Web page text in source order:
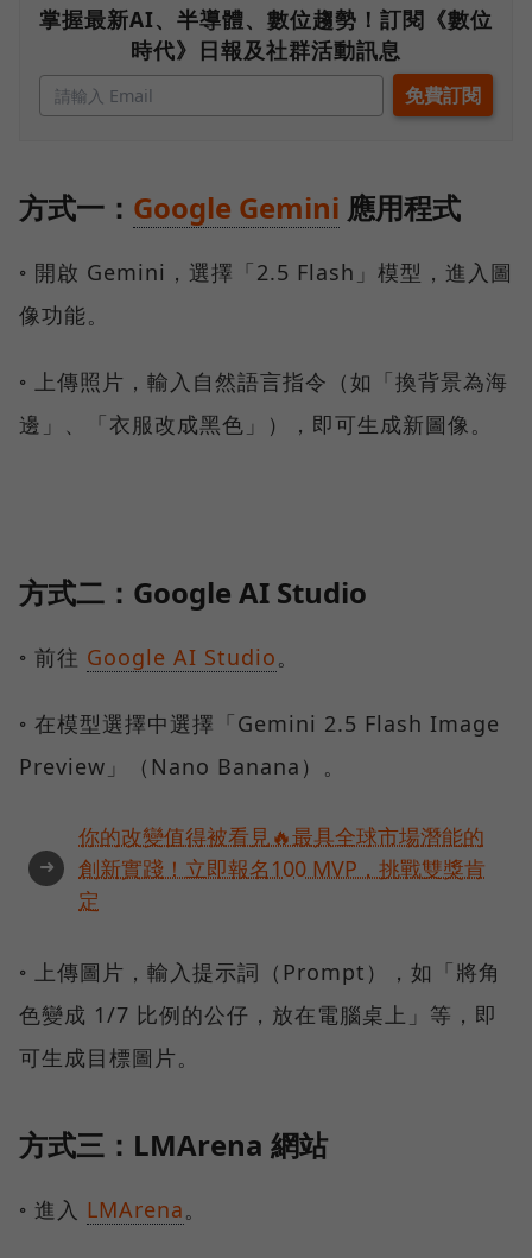
掌握最新AI、半導體、數位趨勢！訂閱《數位
時代》日報及社群活動訊息
方式一： Google Gemini 應用程式
◦ 開啟 Gemini，選擇「2.5 Flash」模型，進入圖
像功能。
◦ 上傳照片，輸入自然語言指令（如「換背景為海
邊」、「衣服改成黑色」），即可生成新圖像。
方式二：Google AI Studio
◦ 前往 Google AI Studio。
◦ 在模型選擇中選擇「Gemini 2.5 Flash Image
Preview」（Nano Banana）。
➜
你的改變值得被看見🔥最具全球市場潛能的
創新實踐！立即報名100 MVP，挑戰雙獎肯
定
◦ 上傳圖片，輸入提示詞（Prompt），如「將角
色變成 1/7 比例的公仔，放在電腦桌上」等，即
可生成目標圖片。
方式三：LMArena 網站
◦ 進入 LMArena。